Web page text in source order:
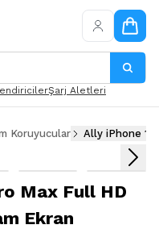
Şarj Aletleri
Koruyucular Ally iPhone 15
Max Full HD
Ekran